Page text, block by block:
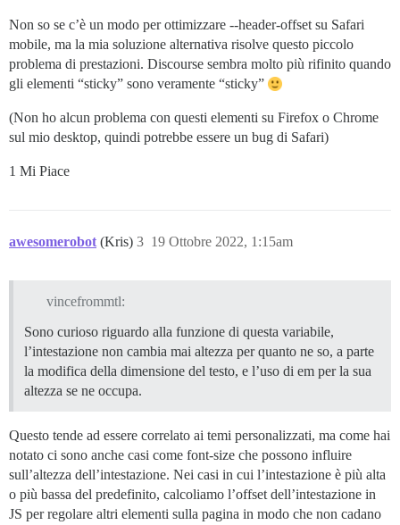
Non so se c’è un modo per ottimizzare --header-offset su Safari
mobile, ma la mia soluzione alternativa risolve questo piccolo
problema di prestazioni. Discourse sembra molto più rifinito quando
gli elementi “sticky” sono veramente “sticky”
(Non ho alcun problema con questi elementi su Firefox o Chrome
sul mio desktop, quindi potrebbe essere un bug di Safari)
1 Mi Piace
awesomerobot (Kris) 19 Ottobre 2022, 1:15am
3
vincefrommtl:
Sono curioso riguardo alla funzione di questa variabile,
l’intestazione non cambia mai altezza per quanto ne so, a parte
la modifica della dimensione del testo, e l’uso di em per la sua
altezza se ne occupa.
Questo tende ad essere correlato ai temi personalizzati, ma come hai
notato ci sono anche casi come font-size che possono influire
sull’altezza dell’intestazione. Nei casi in cui l’intestazione è più alta
o più bassa del predefinito, calcoliamo l’offset dell’intestazione in
JS per regolare altri elementi sulla pagina in modo che non cadano